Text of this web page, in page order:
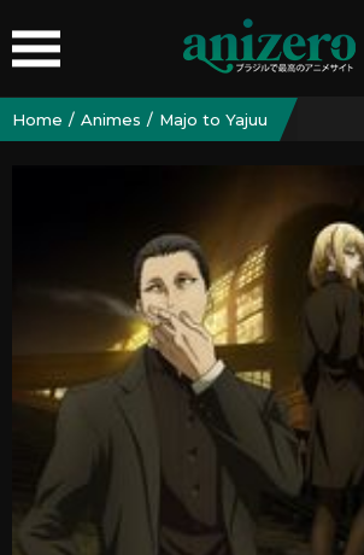
Home Animes Majo to Yajuu